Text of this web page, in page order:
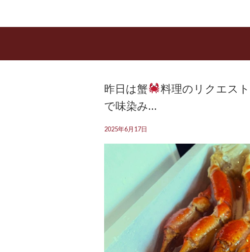
昨日は蟹
料理のリクエス
で味染み…
2025年6月17日